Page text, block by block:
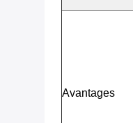
Avantages